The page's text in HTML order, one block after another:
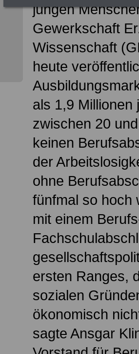
jungen
Gewerkschaft
Wissenschaft
heute
als 1,9 Millionen
zwischen 20
keinen
der
ohne
fünfmal so hoch
mit einem
ersten Ranges,
sozialen
ökonomisch
sagte Ansgar